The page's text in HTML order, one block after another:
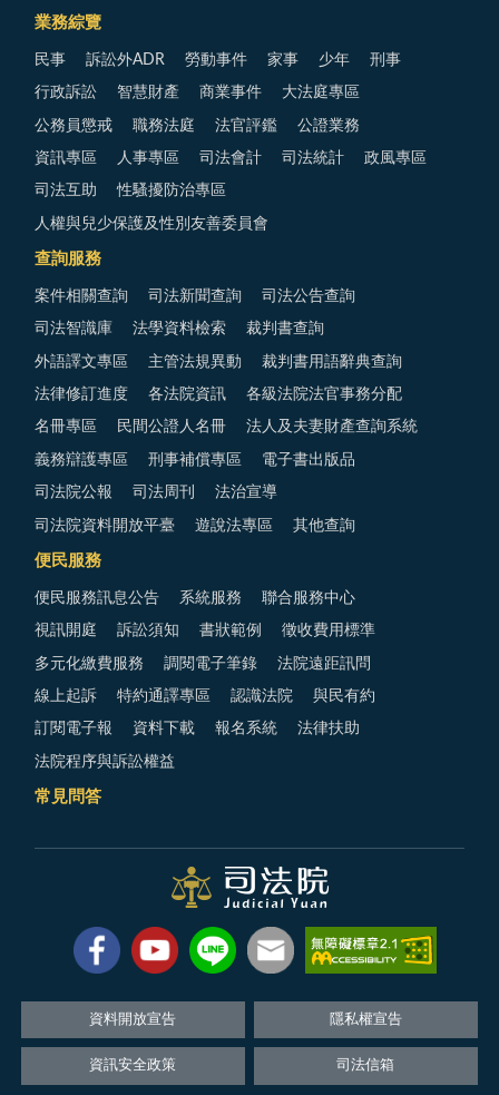
業務綜覽
民事 訴訟外ADR 勞動事件 家事 少年 刑事
行政訴訟 智慧財產 商業事件 大法庭專區
公務員懲戒 職務法庭 法官評鑑 公證業務
資訊專區 人事專區 司法會計 司法統計 政風專區
司法互助 性騷擾防治專區
人權與兒少保護及性別友善委員會
查詢服務
案件相關查詢 司法新聞查詢 司法公告查詢
司法智識庫 法學資料檢索 裁判書查詢
外語譯文專區 主管法規異動 裁判書用語辭典查詢
法律修訂進度 各法院資訊 各級法院法官事務分配
名冊專區 民間公證人名冊 法人及夫妻財產查詢系統
義務辯護專區 刑事補償專區 電子書出版品
司法院公報 司法周刊 法治宣導
司法院資料開放平臺 遊說法專區 其他查詢
便民服務
便民服務訊息公告 系統服務 聯合服務中心
視訊開庭 訴訟須知 書狀範例 徵收費用標準
多元化繳費服務 調閱電子筆錄 法院遠距訊問
線上起訴 特約通譯專區 認識法院 與民有約
訂閱電子報 資料下載 報名系統 法律扶助
法院程序與訴訟權益
常見問答
資料開放宣告 隱私權宣告
資訊安全政策 司法信箱